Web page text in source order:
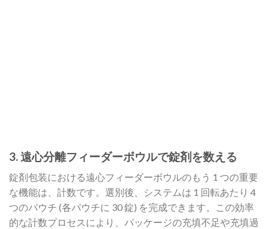
3. 遠心分離フィーダーボウルで錠剤を数える
錠剤包装における遠心フィーダーボウルのもう 1 つの重要
な機能は、計数です。選別後、システムは 1 回転あたり 4
つのパウチ (各パウチに 30 錠) を完成できます。この効率
的な計数プロセスにより、パッケージの充填不足や充填過